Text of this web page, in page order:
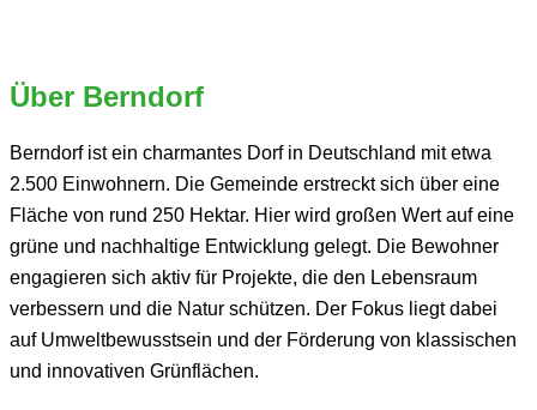
Über Berndorf
Berndorf ist ein charmantes Dorf in Deutschland mit etwa
2.500 Einwohnern. Die Gemeinde erstreckt sich über eine
Fläche von rund 250 Hektar. Hier wird großen Wert auf eine
grüne und nachhaltige Entwicklung gelegt. Die Bewohner
engagieren sich aktiv für Projekte, die den Lebensraum
verbessern und die Natur schützen. Der Fokus liegt dabei
auf Umweltbewusstsein und der Förderung von klassischen
und innovativen Grünflächen.